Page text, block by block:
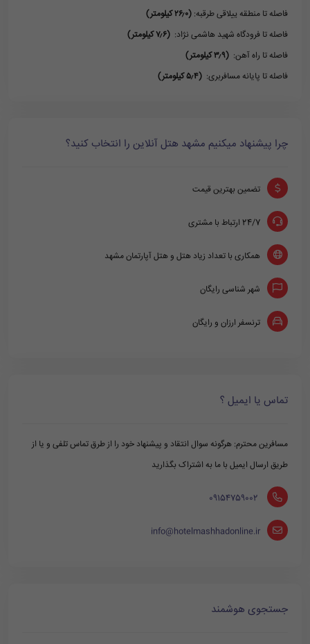
فاصله تا منطقه ییلاقی طرقبه: (۲۶٫۰ کیلومتر)
فاصله تا فرودگاه شهید هاشمی نژاد: (۷٫۶ کیلومتر)
فاصله تا راه آهن: (۳٫۹ کیلومتر)
فاصله تا پایانه مسافربری: (۵٫۴ کیلومتر)
چرا پیشنهاد میکنیم مشهد هتل آنلاین را انتخاب کنید؟
تضمین بهترین قیمت
24/7 ارتباط با مشتری
همکاری با تعداد زیاد هتل و هتل آپارتمان مشهد
شهر شناسی رایگان
ترنسفر ارزان و رایگان
تماس یا ایمیل ؟
مسافرین محترم: هرگونه سوال انتقاد و پیشنهاد خود را از طرق تماس تلفی و یا از
طریق ارسال ایمیل با ما به اشتراک بگذارید
‪ 09154759002
info@hotelmashhadonline.ir
جستجوی هوشمند